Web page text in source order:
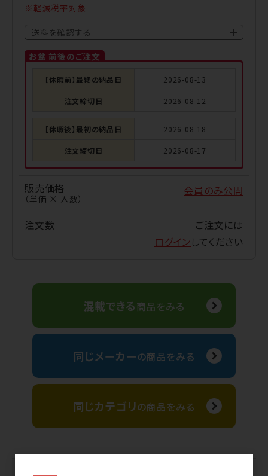
軽減税率対象
送料を確認する
お盆 前後のご注文
【休暇前】最終の納品日 2026-08-13
注文締切日 2026-08-12
【休暇後】最初の納品日 2026-08-18
注文締切日 2026-08-17
販売価格
（単価 × 入数）
会員のみ公開
注文数
ご注文には
ログイン してください
混載できる商品をみる
同じメーカーの商品をみる
同じカテゴリの商品をみる